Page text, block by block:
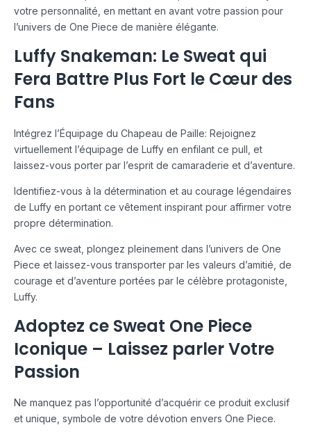
votre personnalité, en mettant en avant votre passion pour
l’univers de One Piece de manière élégante.
Luffy Snakeman: Le Sweat qui
Fera Battre Plus Fort le Cœur des
Fans
Intégrez l’Équipage du Chapeau de Paille: Rejoignez
virtuellement l’équipage de Luffy en enfilant ce pull, et
laissez-vous porter par l’esprit de camaraderie et d’aventure.
Identifiez-vous à la détermination et au courage légendaires
de Luffy en portant ce vêtement inspirant pour affirmer votre
propre détermination.
Avec ce sweat, plongez pleinement dans l’univers de One
Piece et laissez-vous transporter par les valeurs d’amitié, de
courage et d’aventure portées par le célèbre protagoniste,
Luffy.
Adoptez ce Sweat One Piece
Iconique – Laissez parler Votre
Passion
Ne manquez pas l’opportunité d’acquérir ce produit exclusif
et unique, symbole de votre dévotion envers One Piece.